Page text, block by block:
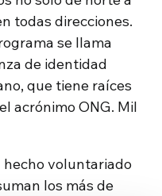
todas direcciones.
se llama
de identidad
que tiene raíces
acrónimo ONG. Mil
hecho voluntariado
los más de